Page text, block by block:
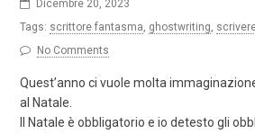
Dicembre 20, 2023
Tags: scrittore fantasma, ghostwriting,
No Comments
Quest’anno ci vuole molta
al Natale.
Il Natale è obbligatorio e io detesto gli